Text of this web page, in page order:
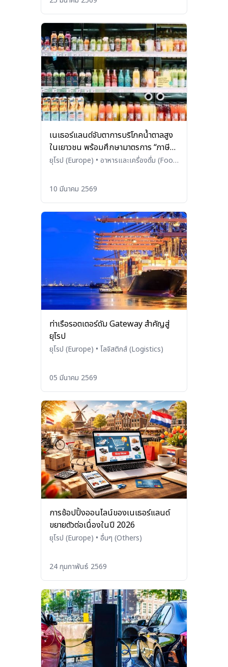
เนเธอร์แลนด์จับตาการบริโภคน้ำตาลสูง
ในเยาวชน พร้อมศึกษามาตรการ “ภาษี
น้ำตาล”
ยุโรป (Europe) • อาหารและเครื่องดื่ม (Food
10 มีนาคม 2569
ท่าเรือรอตเตอร์ดัม Gateway สำคัญสู่
ยุโรป
ยุโรป (Europe) • โลจิสติกส์ (Logistics)
05 มีนาคม 2569
การช้อปปิ้งออนไลน์ของเนเธอร์แลนด์
ขยายตัวต่อเนื่องในปี 2026
ยุโรป (Europe) • อื่นๆ (Others)
24 กุมภาพันธ์ 2569